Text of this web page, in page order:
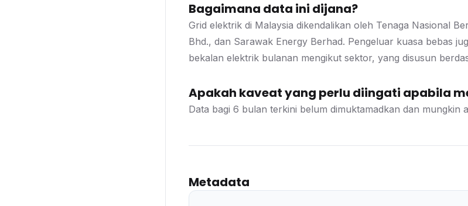
Bagaimana data ini dijana?
Grid elektrik di Malaysia dikendalikan oleh Tenaga Nasional
Bhd., dan Sarawak Energy Berhad. Pengeluar kuasa bebas
bekalan elektrik bulanan mengikut sektor, yang disusun
Apakah kaveat yang perlu diingati apabila
Data bagi 6 bulan terkini belum dimuktamadkan dan mungkin
Metadata